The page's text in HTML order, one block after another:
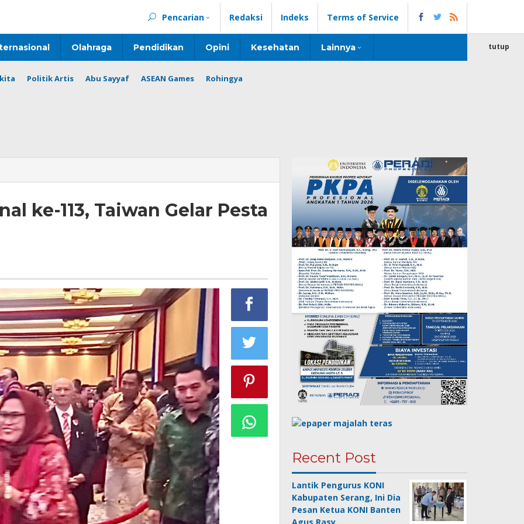
Pencarian Redaksi Indeks Terms of Service
Olahraga Pendidikan Opini Kesehatan Lainnya
Politik Artis Abu Sayyaf ASEAN Games Rohingya
tutup
ke-113, Taiwan Gelar Pesta
Recent Post
Lantik Pengurus KONI
Kabupaten Serang, Ini Dia
Pesan Ketua KONI Banten